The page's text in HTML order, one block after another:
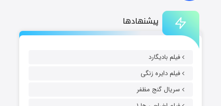
پیشنهادها
فیلم بادیگارد
فیلم دایره زنگی
سریال گنج مظفر